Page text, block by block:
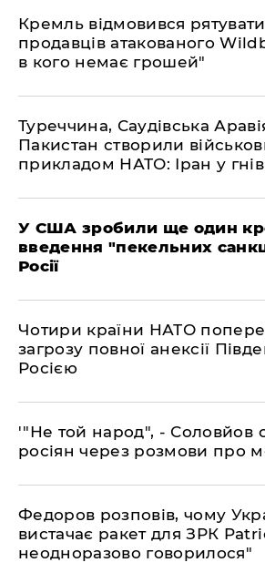
​Кремль відмовився
продавців атакованого
в кого немає грошей"
​Туреччина, Саудівська
Пакистан створили
прикладом НАТО: Іран у
​У США зробили ще один
введення "пекельних
Росії
​Чотири країни НАТО
загрозу повної анексії
Росією
​'"Не той народ", - Соловйов
росіян через розмови про
​Федоров розповів, чому
вистачає ракет для ЗРК
неодноразово говорилося"